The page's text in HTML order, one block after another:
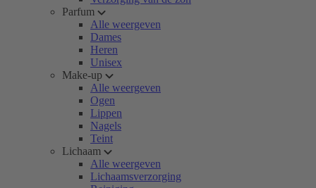
Parfum
Alle weergeven
Dames
Heren
Unisex
Make-up
Alle weergeven
Ogen
Lippen
Nagels
Teint
Lichaam
Alle weergeven
Lichaamsverzorging